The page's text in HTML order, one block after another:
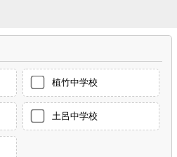
植竹中学校
土呂中学校